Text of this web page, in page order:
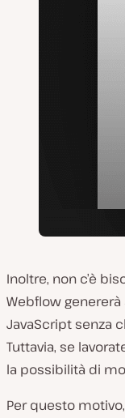
Inoltre, non c’è
Webflow genererà
JavaScript senza
Tuttavia, se
la possibilità di
Per questo